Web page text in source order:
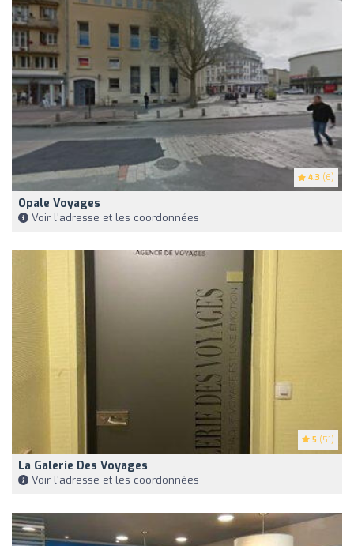
4.3 (6)
Opale Voyages
Voir l'adresse et les coordonnées
5 (51)
La Galerie Des Voyages
Voir l'adresse et les coordonnées